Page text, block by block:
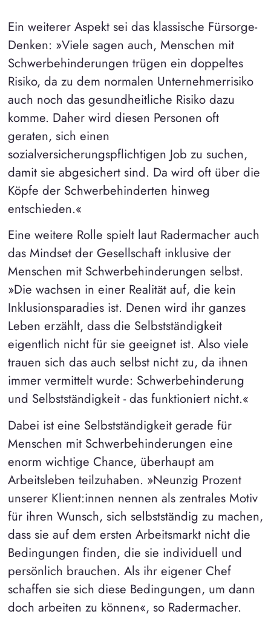
Ein weiterer Aspekt sei das klassische Fürsorge-
Denken: »Viele sagen auch, Menschen mit
Schwerbehinderungen trügen ein doppeltes
Risiko, da zu dem normalen Unternehmerrisiko
auch noch das gesundheitliche Risiko dazu
komme. Daher wird diesen Personen oft
geraten, sich einen
sozialversicherungspflichtigen Job zu suchen,
damit sie abgesichert sind. Da wird oft über die
Köpfe der Schwerbehinderten hinweg
entschieden.«
Eine weitere Rolle spielt laut Radermacher auch
das Mindset der Gesellschaft inklusive der
Menschen mit Schwerbehinderungen selbst.
»Die wachsen in einer Realität auf, die kein
Inklusionsparadies ist. Denen wird ihr ganzes
Leben erzählt, dass die Selbstständigkeit
eigentlich nicht für sie geeignet ist. Also viele
trauen sich das auch selbst nicht zu, da ihnen
immer vermittelt wurde: Schwerbehinderung
und Selbstständigkeit - das funktioniert nicht.«
Dabei ist eine Selbstständigkeit gerade für
Menschen mit Schwerbehinderungen eine
enorm wichtige Chance, überhaupt am
Arbeitsleben teilzuhaben. »Neunzig Prozent
unserer Klient:innen nennen als zentrales Motiv
für ihren Wunsch, sich selbstständig zu machen,
dass sie auf dem ersten Arbeitsmarkt nicht die
Bedingungen finden, die sie individuell und
persönlich brauchen. Als ihr eigener Chef
schaffen sie sich diese Bedingungen, um dann
doch arbeiten zu können«, so Radermacher.